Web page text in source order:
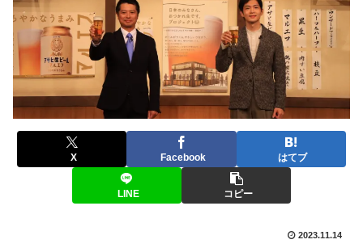
X Facebook はてブ
LINE コピー
2023.11.14